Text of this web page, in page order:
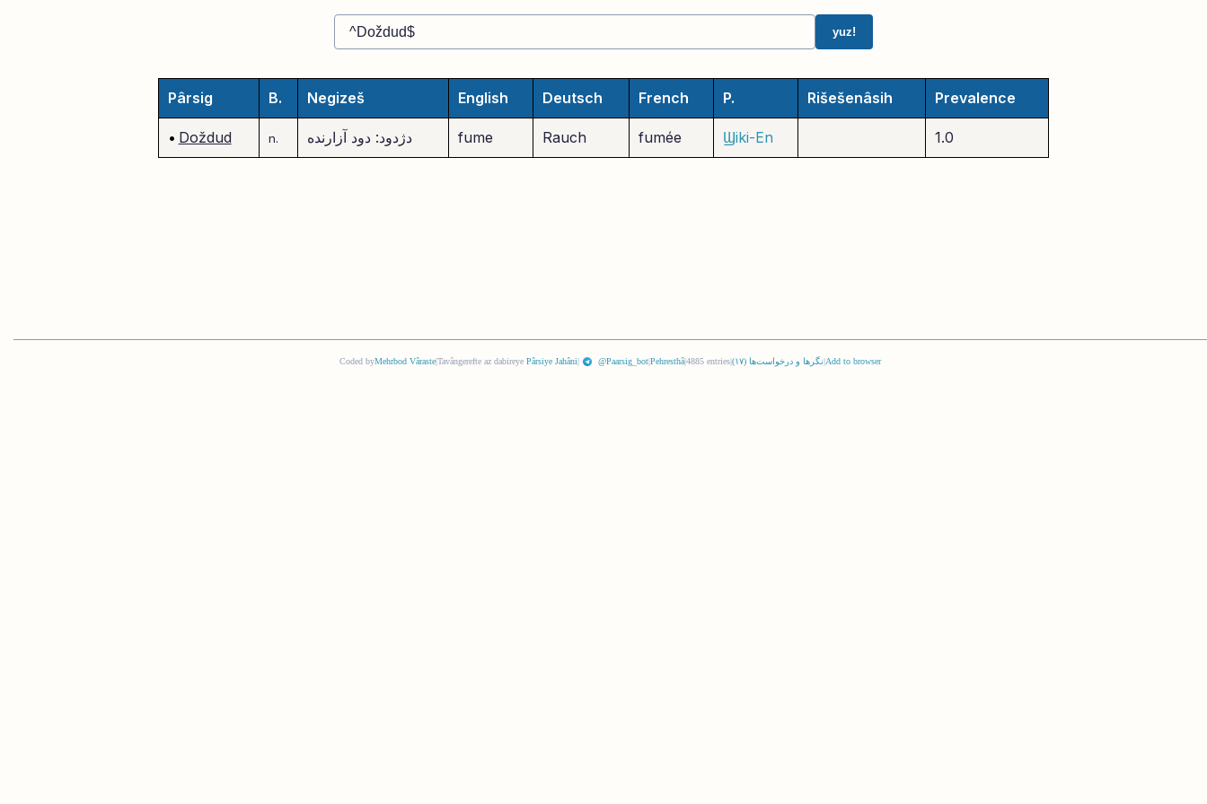
yuz!
Pârsig B. Negizeš English Deutsch French P. Rišešenâsih Prevalence
• Doždud n. دژدود: دود آزارنده fume Rauch fumée Ϣiki-En 1.0
Coded byMehrbod Vâraste|Tavângerefte az dabireye Pârsiye Jahâni| @Paarsig_bot|Pehresthâ|4885 entries| نگرها و درخواست‌ها (١٧) |Add to browser